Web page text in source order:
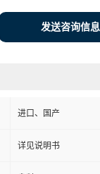
发送咨询信息
进口、国产
详见说明书